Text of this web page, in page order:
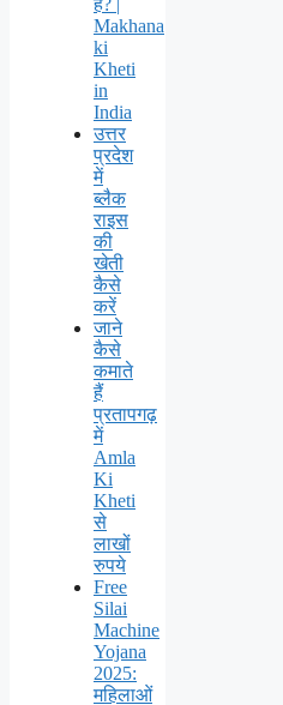
है? |
Makhana
ki
Kheti
in
India
उत्तर
प्रदेश
में
ब्लैक
राइस
की
खेती
कैसे
करें
जाने
कैसे
कमाते
हैं
प्रतापगढ़
में
Amla
Ki
Kheti
से
लाखों
रुपये
Free
Silai
Machine
Yojana
2025:
महिलाओं